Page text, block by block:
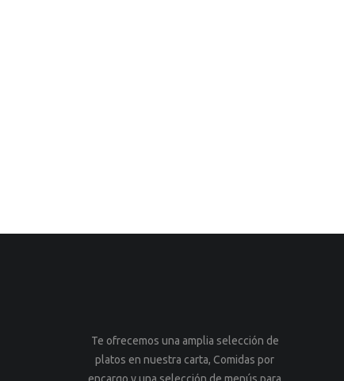
Te ofrecemos una amplia selección de
platos en nuestra carta, Comidas por